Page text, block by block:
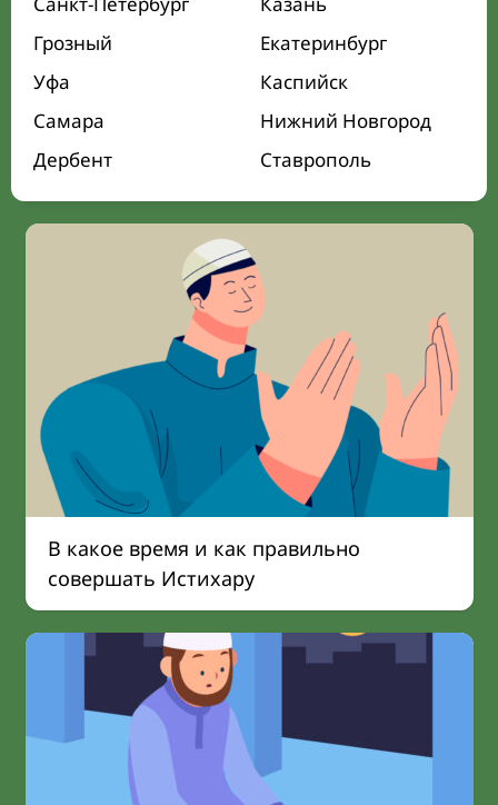
Грозный
Екатеринбург
Уфа
Каспийск
Самара
Нижний Новгород
Дербент
Ставрополь
В какое время и как правильно
совершать Истихару